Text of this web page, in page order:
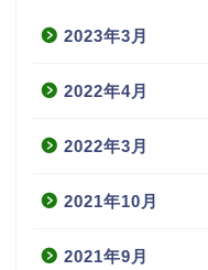
2023年3月
2022年4月
2022年3月
2021年10月
2021年9月